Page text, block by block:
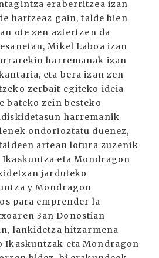
eraberritzea izan
hartzeaz gain, talde bien
ote zen aztertzen da
Mikel Laboa izan
harremanak izan
eta bera izan zen
zerbait egiteko ideia
bateko zein besteko
harremanik
ondorioztatu duenez,
artean lotura zuzenik
Ikaskuntza eta Mondragon
jarduteko
y Mondragon
para emprender la
3an Donostian
lankidetza hitzarmena
Ikaskuntzak eta Mondragon